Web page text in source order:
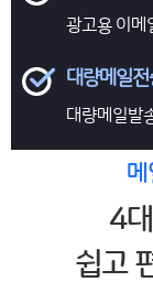
광고용 이메
대량메일전
대량메일발
4
쉽고